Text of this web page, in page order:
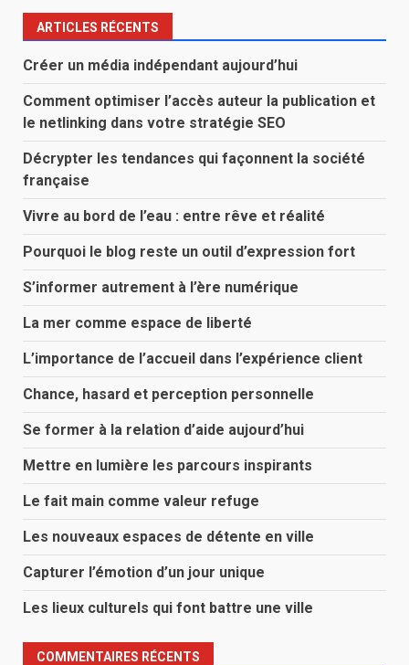
ARTICLES RÉCENTS
Créer un média indépendant aujourd’hui
Comment optimiser l’accès auteur la publication et
le netlinking dans votre stratégie SEO
Décrypter les tendances qui façonnent la société
française
Vivre au bord de l’eau : entre rêve et réalité
Pourquoi le blog reste un outil d’expression fort
S’informer autrement à l’ère numérique
La mer comme espace de liberté
L’importance de l’accueil dans l’expérience client
Chance, hasard et perception personnelle
Se former à la relation d’aide aujourd’hui
Mettre en lumière les parcours inspirants
Le fait main comme valeur refuge
Les nouveaux espaces de détente en ville
Capturer l’émotion d’un jour unique
Les lieux culturels qui font battre une ville
COMMENTAIRES RÉCENTS